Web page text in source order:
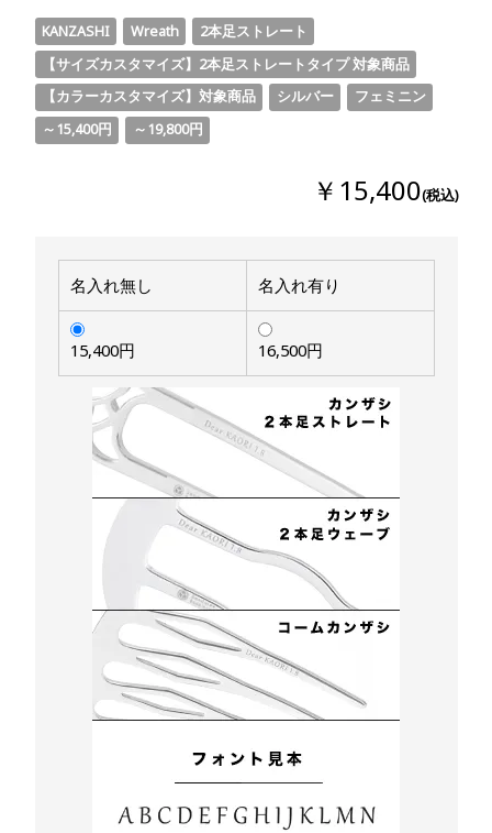
KANZASHI Wreath
2本足ストレート
【サイズカスタマイズ】2本足ストレートタイプ 対象商品
【カラーカスタマイズ】対象商品
シルバー
フェミニン
～15,400円
～19,800円
￥15,400(税込)
名入れ無し 名入れ有り
15,400円 16,500円